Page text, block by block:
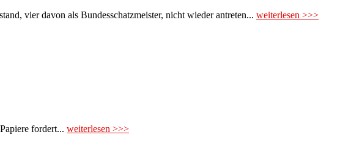
vier davon als Bundesschatzmeister, nicht wieder antreten... weiterlesen >>>
fordert... weiterlesen >>>